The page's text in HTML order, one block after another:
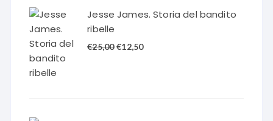
€20,00. €10,00.
Jesse James. Storia del bandito
ribelle
€25,00 Il
€12,50Il